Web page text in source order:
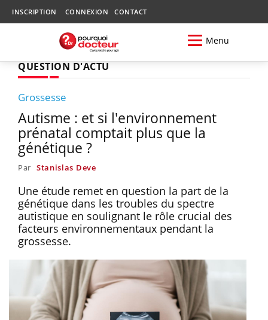
INSCRIPTION CONNEXION CONTACT
Menu
QUESTION D'ACTU
Grossesse
Autisme : et si l'environnement
prénatal comptait plus que la
génétique ?
Par Stanislas Deve
Une étude remet en question la part de la
génétique dans les troubles du spectre
autistique en soulignant le rôle crucial des
facteurs environnementaux pendant la
grossesse.